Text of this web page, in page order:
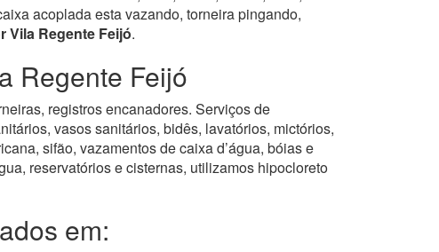
acoplada esta vazando, torneira pingando,
Vila Regente Feijó.
Regente Feijó
registros encanadores. Serviços de
vasos sanitários, bidês, lavatórios, mictórios,
sifão, vazamentos de caixa d’água, bóias e
reservatórios e cisternas, utilizamos hipocloreto
em: